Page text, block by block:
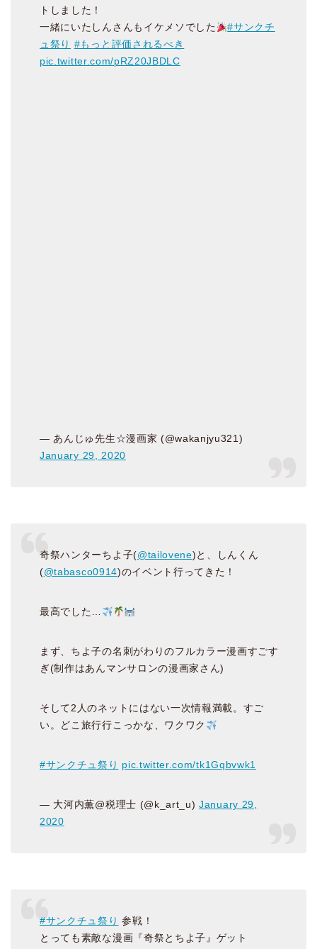
トしました！
一緒にいたしんさんもイケメソでした
#サンクチ
ュ祭り #もっと評価されるべき
pic.twitter.com/pRZ20JBDLC
— あんじゅ先生☆漫画家 (@wakanjyu321)
January 29, 2020
奇祭ハンターちよ子(@tailovene)と、しんくん
(@tabasco0914)のイベント行ってきた！
最高でした…
まず、ちよ子の名刺がわりのフルカラー漫画すごす
ぎ(制作はあんマンサロンの漫画家さん)
そして2人のネットにはない一次情報満載。すご
い。どこ旅行行こっかな、ワクワク
#サンクチュ祭り pic.twitter.com/tk1Gqbvwk1
— 大河内薫@税理士 (@k_art_u)January 29,
2020
#サンクチュ祭り 参戦！
とっても素敵な漫画『奇祭とちよ子』ゲット